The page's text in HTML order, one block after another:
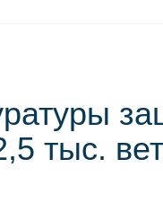
тыс.